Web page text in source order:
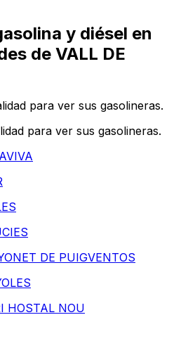
y diésel en
de VALL DE
para ver sus gasolineras.
para ver sus gasolineras.
DE PUIGVENTOS
HOSTAL NOU